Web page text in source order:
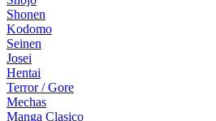
Shonen
Kodomo
Seinen
Josei
Hentai
Terror / Gore
Mechas
Manga Clasico